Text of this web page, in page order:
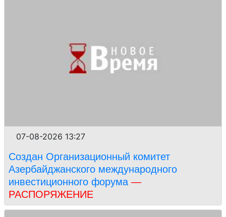
07-08-2026 13:27
Создан Организационный комитет
Азербайджанского международного
инвестиционного форума —
РАСПОРЯЖЕНИЕ